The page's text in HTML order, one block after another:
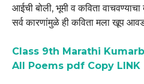
आईची बोली, भूमी व कविता
सर्व कारणांमुळे ही कविता मला खूप
Class 9th Marathi
All Poems pdf Copy LINK